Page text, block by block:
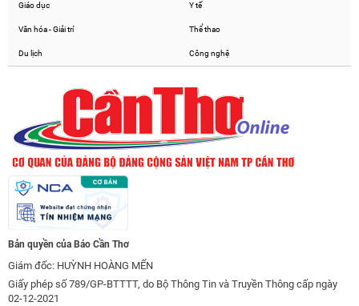
Giáo dục Y tế
Văn hóa - Giải trí Thể thao
Du lịch Công nghệ
Bản quyền của Báo Cần Thơ
Giám đốc: HUỲNH HOÀNG MẾN
Giấy phép số 789/GP-BTTTT, do Bộ Thông Tin và Truyền Thông cấp ngày
02-12-2021